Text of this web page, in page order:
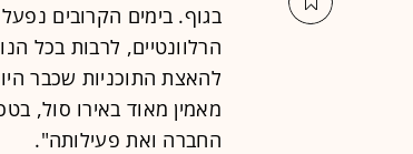
בגוף. בימים הקרובים
הרלוונטיים, לרבות בכל
להאצת התוכניות שכבר היו
מאמין מאוד באירו סול,
החברה ואת פעילותה".